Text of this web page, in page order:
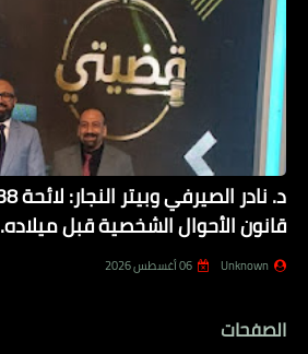
قانون الأحوال الشخصية قبل ميلاده.
Unknown 06 أغسطس 2026
الصفحات